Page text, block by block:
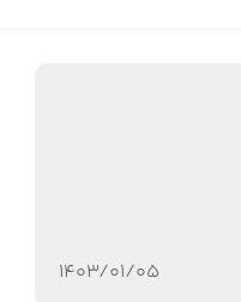
۱۴۰۳/۰۱/۰۵